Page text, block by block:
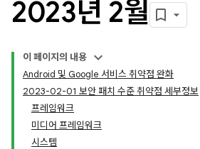
2023년 2월
이 페이지의 내용
Android 및 Google 서비스 취약점 완화
2023-02-01 보안 패치 수준 취약점 세부정보
프레임워크
미디어 프레임워크
시스템